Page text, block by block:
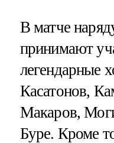
В матче
принимают
легендарные
Касатонов,
Макаров,
Буре. Кроме